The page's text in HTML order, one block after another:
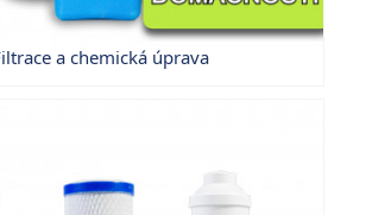
a chemická úprava